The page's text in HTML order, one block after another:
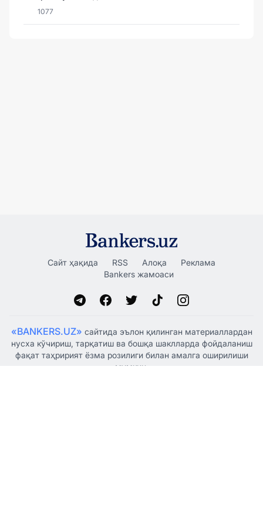
1077
Сайт ҳақида RSS Алоқа
Реклама
Bankers жамоаси
«BANKERS.UZ» сайтида эълон қилинган материаллардан
нусха кўчириш, тарқатиш ва бошқа шаклларда фойдаланиш
фақат таҳририят ёзма розилиги билан амалга оширилиши
мумкин.